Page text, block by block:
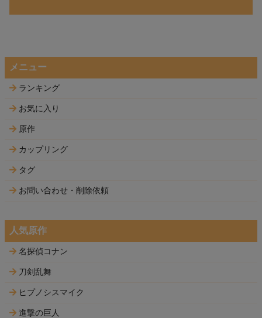
メニュー
ランキング
お気に入り
原作
カップリング
タグ
お問い合わせ・削除依頼
人気原作
名探偵コナン
刀剣乱舞
ヒプノシスマイク
進撃の巨人